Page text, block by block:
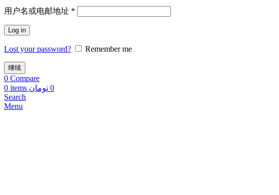
用户名或电邮地址 *
Log in
Lost your password? Remember me
继续
0 Compare
0 items 0 تومان
Search
Menu